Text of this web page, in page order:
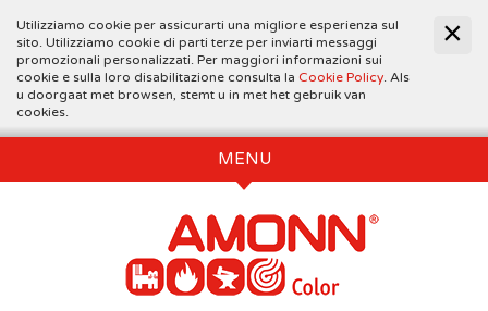
Utilizziamo cookie per assicurarti una migliore esperienza sul
sito. Utilizziamo cookie di parti terze per inviarti messaggi
promozionali personalizzati. Per maggiori informazioni sui
cookie e sulla loro disabilitazione consulta la Cookie Policy. Als
u doorgaat met browsen, stemt u in met het gebruik van
cookies.
MENU